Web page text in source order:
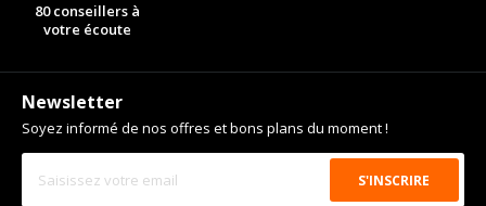
80 conseillers à
votre écoute
Newsletter
Soyez informé de nos offres et bons plans du moment !